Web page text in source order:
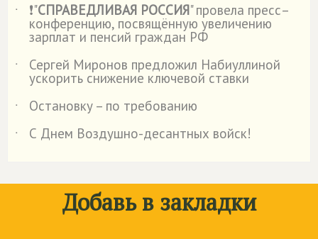
˙
❗"СПРАВЕДЛИВАЯ РОССИЯ" провела пресс–
конференцию, посвящённую увеличению
зарплат и пенсий граждан РФ
˙
Сергей Миронов предложил Набиуллиной
ускорить снижение ключевой ставки
˙
Остановку – по требованию
˙
С Днем Воздушно-десантных войск!
Добавь в закладки